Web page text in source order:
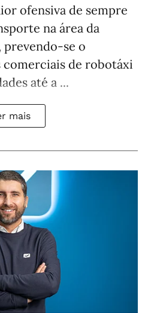
ofensiva de sempre
na área da
prevendo-se o
de robotáxi
até a ...
mais